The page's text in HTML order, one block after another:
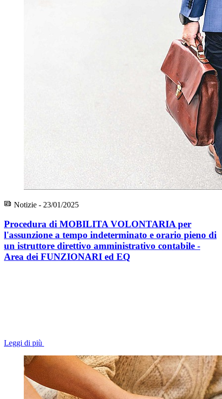
Notizie - 23/01/2025
Procedura di MOBILITA VOLONTARIA per
l'assunzione a tempo indeterminato e orario pieno di
un istruttore direttivo amministrativo contabile -
Area dei FUNZIONARI ed EQ
Leggi di più